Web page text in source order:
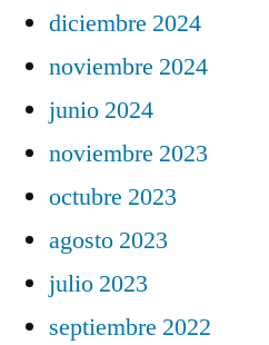
diciembre 2024
noviembre 2024
junio 2024
noviembre 2023
octubre 2023
agosto 2023
julio 2023
septiembre 2022